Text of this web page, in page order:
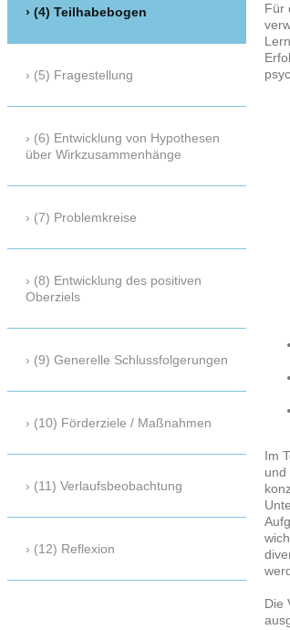
Für
Im
und
Die
(4) Teilhabebogen
(5) Fragestellung
(6) Entwicklung von Hypothesen
über Wirkzusammenhänge
(7) Problemkreise
(8) Entwicklung des positiven
Oberziels
(9) Generelle Schlussfolgerungen
(10) Förderziele / Maßnahmen
(11) Verlaufsbeobachtung
(12) Reflexion